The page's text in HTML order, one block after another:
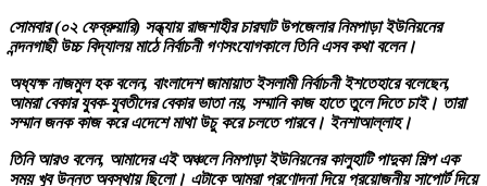
সোমবার (০২ ফেব্রুয়ারি) সন্ধ্যায় রাজশাহীর চারঘাট উপজেলার নিমপাড়া ইউনিয়নের
নন্দনগাছী উচ্চ বিদ্যালয় মাঠে নির্বাচনী গণসংযোগকালে তিনি এসব কথা বলেন।
অধ্যক্ষ নাজমুল হক বলেন, বাংলাদেশ জামায়াত ইসলামী নির্বাচনী ইশতেহারে বলেছেন,
আমরা বেকার যুবক-যুবতীদের বেকার ভাতা নয়, সম্মানি কাজ হাতে তুলে দিতে চাই। তারা
সম্মান জনক কাজ করে এদেশে মাথা উচু করে চলতে পারবে। ইনশাআল্লাহ।
তিনি আরও বলেন, আমাদের এই অঞ্চলে নিমপাড়া ইউনিয়নের কালুহাটি পাদুকা শিল্প এক
সময় খুব উন্নত অবস্থায় ছিলো। এটাকে আমরা প্রণোদনা দিয়ে প্রয়োজনীয় সাপোর্ট দিয়ে